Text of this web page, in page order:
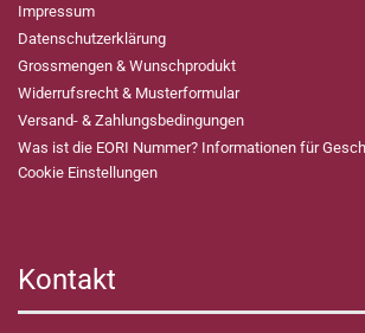
Impressum
Datenschutzerklärung
Grossmengen & Wunschprodukt
Widerrufsrecht & Musterformular
Versand- & Zahlungsbedingungen
Was ist die EORI Nummer? Informationen für
Cookie Einstellungen
Kontakt